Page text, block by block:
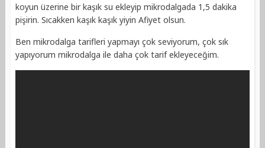
koyun üzerine bir kaşık su ekleyip mikrodalgada 1,5 dakika
pişirin. Sıcakken kaşık kaşık yiyin Afiyet olsun.
Ben mikrodalga tarifleri yapmayı çok seviyorum, çok sık
yapıyorum mikrodalga ile daha çok tarif ekleyeceğim.